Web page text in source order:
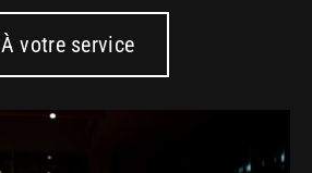
À votre service